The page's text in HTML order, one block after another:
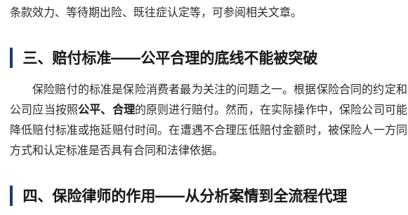
条款效力、等待期出险、既往症认定等，可参阅相关文章。
三、赔付标准——公平合理的底线不能被突破
保险赔付的标准是保险消费者最为关注的问题之一。根据保险合同的约定
公司应当按照公平、合理的原则进行赔付。然而，在实际操作中，保险公司可
降低赔付标准或拖延赔付时间。在遭遇不合理压低赔付金额时，被保险人一方
方式和认定标准是否具有合同和法律依据。
四、保险律师的作用——从分析案情到全流程代理